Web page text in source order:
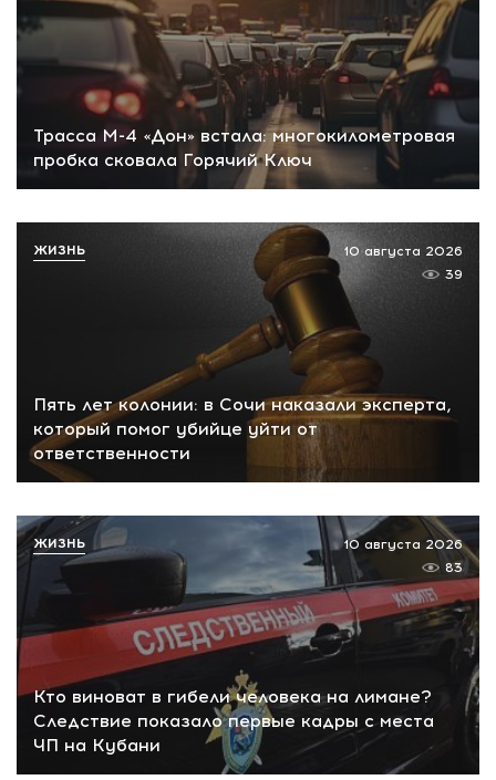
Трасса М-4 «Дон» встала: многокилометровая
пробка сковала Горячий Ключ
Пять лет колонии: в Сочи наказали эксперта,
который помог убийце уйти от
ответственности
10 августа 2026
39
ЖИЗНЬ
Кто виноват в гибели человека на лимане?
Следствие показало первые кадры с места
ЧП на Кубани
10 августа 2026
83
ЖИЗНЬ